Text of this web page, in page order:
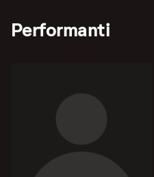
Performanti